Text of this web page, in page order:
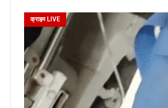
क्राइम LIVE